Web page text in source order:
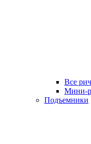
Все
Мини-
Подъемники